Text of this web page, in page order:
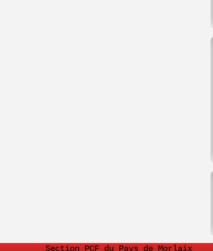
Section PCF du Pays de Morlaix